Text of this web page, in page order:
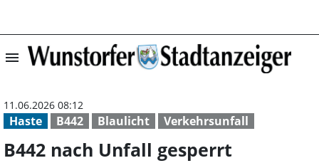
menu B442 nach
Haste B442 Blaulicht Verkehrsunfall
11.06.2026 08:12
B442 nach Unfall gesperrt